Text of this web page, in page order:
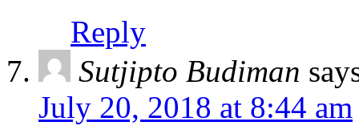
Reply
Sutjipto Budiman
July 20, 2018 at 8:44 am